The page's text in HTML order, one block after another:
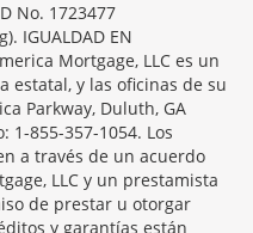
No. 1723477
IGUALDAD EN
Mortgage, LLC es un
estatal, y las oficinas de su
Parkway, Duluth, GA
1-855-357-1054. Los
a través de un acuerdo
LLC y un prestamista
de prestar u otorgar
y garantías están